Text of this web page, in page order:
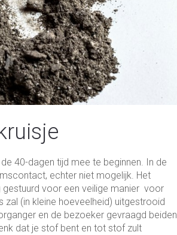
40-dagen tijd mee te beginnen. In de
echter niet mogelijk. Het
voor een veilige manier voor
zal (in kleine hoeveelheid) uitgestrooid
en de bezoeker gevraagd beiden
dat je stof bent en tot stof zult